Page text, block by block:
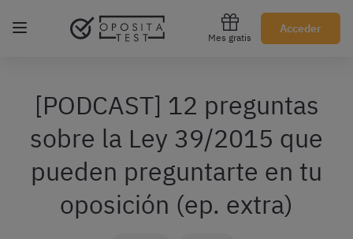
Mes gratis
Acceder
Regístrate gratis
[PODCAST] 12 preguntas
sobre la Ley 39/2015 que
pueden preguntarte en tu
oposición (ep. extra)